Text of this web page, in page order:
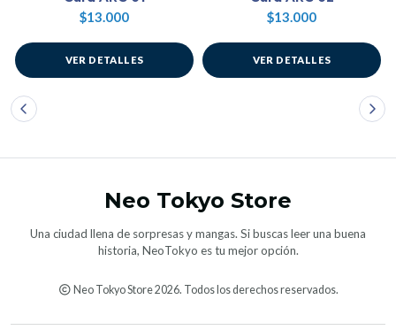
$13.000
VER DETALLES
$13.000
VER DETALLES
Neo Tokyo Store
Una ciudad llena de sorpresas y mangas. Si buscas leer una buena
historia, NeoTokyo es tu mejor opción.
Neo Tokyo Store 2026. Todos los derechos reservados.